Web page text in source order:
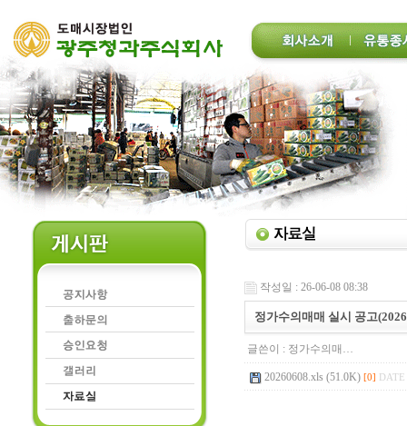
작성일 : 26-06-08 08:38
정가수의매매 실시 공고
글쓴이 : 정가수의매…
20260608.xls (51.0K) [0]